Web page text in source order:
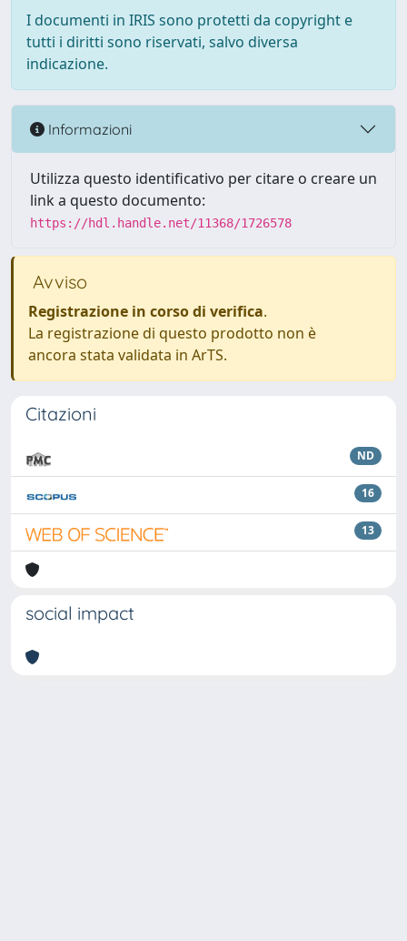
I documenti in IRIS sono protetti da copyright e
tutti i diritti sono riservati, salvo diversa
indicazione.
Informazioni
Utilizza questo identificativo per citare o creare un
link a questo documento:
https://hdl.handle.net/11368/1726578
Avviso
Registrazione in corso di verifica.
La registrazione di questo prodotto non è
ancora stata validata in ArTS.
Citazioni
ND
16
13
social impact